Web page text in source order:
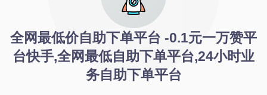
全网最低价自助下单平台 -0.1元一万赞平
台快手,全网最低自助下单平台,24小时业
务自助下单平台